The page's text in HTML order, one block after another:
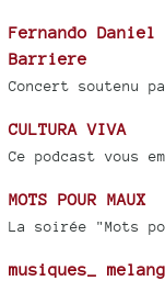
Fernando
Barriere
Concert soutenu
CULTURA VIVA
Ce podcast vous
MOTS POUR MAUX
La soirée "Mots
musiques_